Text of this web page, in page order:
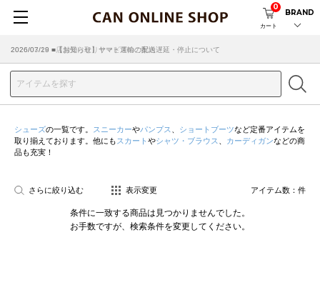
カート
0
BRAND
2026/07/29 ■【お知らせ】ヤマト運輸の配送遅延・停止について
2026/03/18 ■店舗受け取りサービスのご案内
シューズの一覧です。 スニーカーやパンプス ショートブーツなど定番アイテムを
取り揃えております。他にも スカート やシャツ・ブラウス カーディガンなどの商
品も充実！
さらに絞り込む 表示変更 アイテム数： 件
条件に一致する商品は見つかりませんでした。
お手数ですが、検索条件を変更してください。